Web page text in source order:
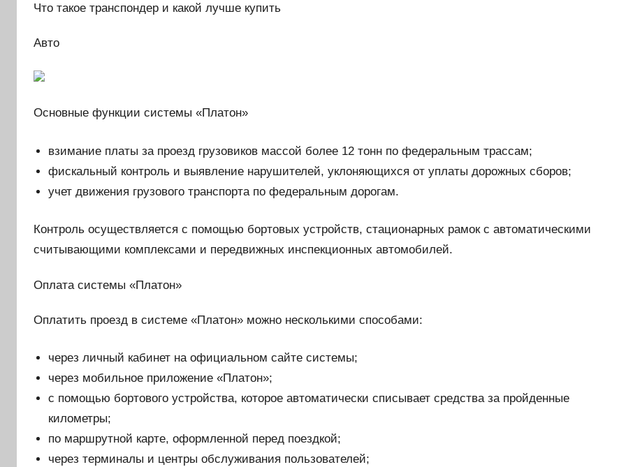
Что такое транспондер и какой лучше купить
Авто
Основные функции системы «Платон»
взимание платы за проезд грузовиков массой более 12 тонн по федеральным трассам;
фискальный контроль и выявление нарушителей, уклоняющихся от уплаты дорожных сборов;
учет движения грузового транспорта по федеральным дорогам.
Контроль осуществляется с помощью бортовых устройств, стационарных рамок с автоматическими
считывающими комплексами и передвижных инспекционных автомобилей.
Оплата системы «Платон»
Оплатить проезд в системе «Платон» можно несколькими способами:
через личный кабинет на официальном сайте системы;
через мобильное приложение «Платон»;
с помощью бортового устройства, которое автоматически списывает средства за пройденные
километры;
по маршрутной карте, оформленной перед поездкой;
через терминалы и центры обслуживания пользователей;